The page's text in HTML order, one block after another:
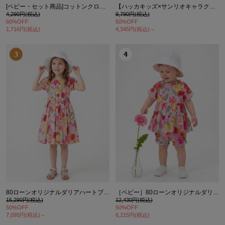
4,290円(税込)
60%OFF
1,716円(税込)
9,790円(税込)
50%OFF
4,345円(税込)～
3
80ローンオリジナルダリアハートプリントワンピース(スカート部分裏地付き)
15,290円(税込)
50%OFF
7,095円(税込)～
4
12,430円(税込)
50%OFF
6,215円(税込)